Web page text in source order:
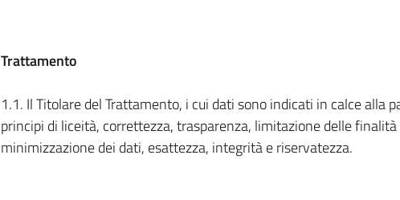
Trattamento
1.1. Il Titolare del Trattamento, i cui dati sono indicati in calce alla
principi di liceità, correttezza, trasparenza, limitazione delle
minimizzazione dei dati, esattezza, integrità e riservatezza.